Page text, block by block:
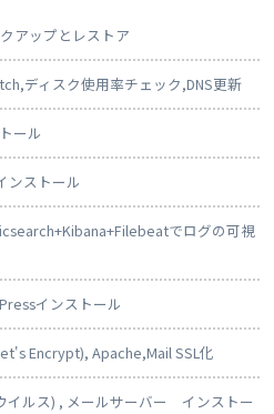
アップとレストア
ディスク使用率チェック,DNS更新
ール
ンストール
でログの可視
インストール
Encrypt), Apache,Mail SSL化
イルス) , メールサーバー インストー